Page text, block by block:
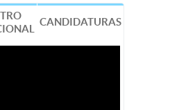
CANDIDATURAS